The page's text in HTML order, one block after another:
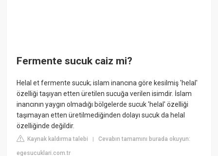
Fermente sucuk caiz mi?
Helal et fermente sucuk; islam inancına göre kesilmiş 'helal'
özelliği taşıyan etten üretilen sucuğa verilen isimdir. İslam
inancının yaygın olmadığı bölgelerde sucuk 'helal' özelliği
taşımayan etten üretilmediğinden dolayı sucuk da helal
özelliğinde değildir.
Kaynak kaldırma talebi |Cevabın tamamını burada okuyun:
egesucuklari.com.tr